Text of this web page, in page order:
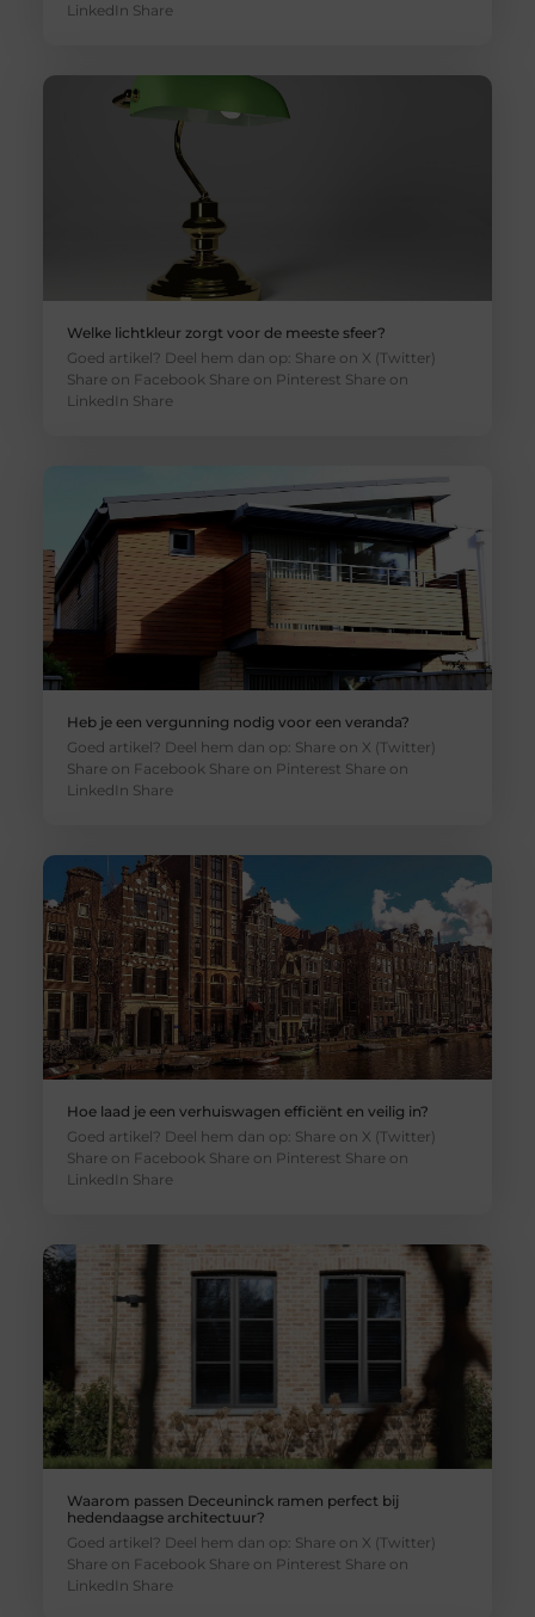
LinkedIn Share
Welke lichtkleur zorgt voor de meeste sfeer?
Goed artikel? Deel hem dan op: Share on X (Twitter)
Share on Facebook Share on Pinterest Share on
LinkedIn Share
Heb je een vergunning nodig voor een veranda?
Goed artikel? Deel hem dan op: Share on X (Twitter)
Share on Facebook Share on Pinterest Share on
LinkedIn Share
Hoe laad je een verhuiswagen efficiënt en veilig in?
Goed artikel? Deel hem dan op: Share on X (Twitter)
Share on Facebook Share on Pinterest Share on
LinkedIn Share
Waarom passen Deceuninck ramen perfect bij
hedendaagse architectuur?
Goed artikel? Deel hem dan op: Share on X (Twitter)
Share on Facebook Share on Pinterest Share on
LinkedIn Share